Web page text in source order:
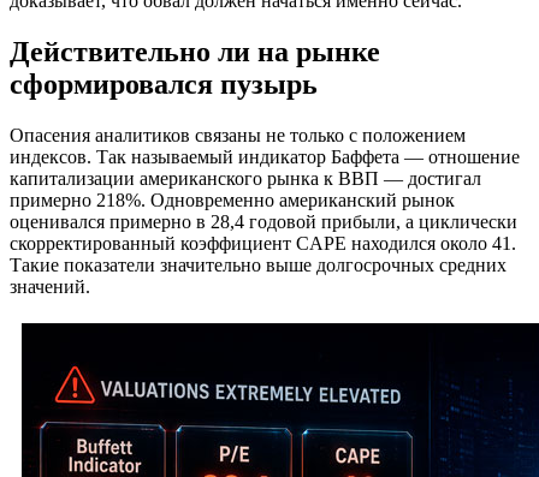
Действительно ли на рынке
сформировался пузырь
Опасения аналитиков связаны не только с положением
индексов. Так называемый индикатор Баффета — отношение
капитализации американского рынка к ВВП — достигал
примерно 218%. Одновременно американский рынок
оценивался примерно в 28,4 годовой прибыли, а циклически
скорректированный коэффициент CAPE находился около 41.
Такие показатели значительно выше долгосрочных средних
значений.